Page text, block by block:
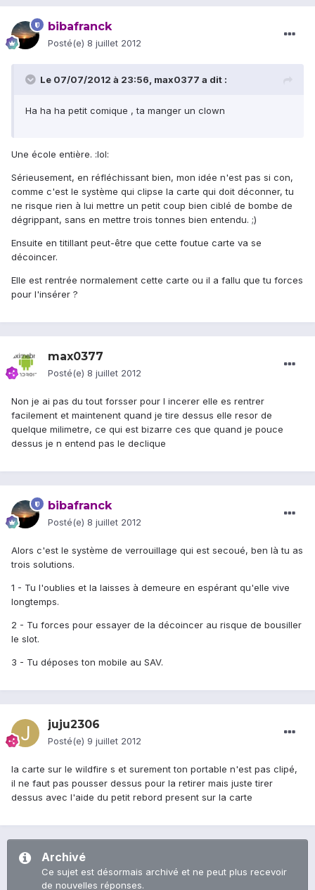
bibafranck
Posté(e) 8 juillet 2012
Le 07/07/2012 à 23:56, max0377 a dit :
Ha ha ha petit comique , ta manger un clown
Une école entière. :lol:
Sérieusement, en réfléchissant bien, mon idée n'est pas si con,
comme c'est le système qui clipse la carte qui doit déconner, tu
ne risque rien à lui mettre un petit coup bien ciblé de bombe de
dégrippant, sans en mettre trois tonnes bien entendu. ;)
Ensuite en titillant peut-être que cette foutue carte va se
décoincer.
Elle est rentrée normalement cette carte ou il a fallu que tu forces
pour l'insérer ?
max0377
Posté(e) 8 juillet 2012
Non je ai pas du tout forsser pour l incerer elle es rentrer
facilement et maintenent quand je tire dessus elle resor de
quelque milimetre, ce qui est bizarre ces que quand je pouce
dessus je n entend pas le declique
bibafranck
Posté(e) 8 juillet 2012
Alors c'est le système de verrouillage qui est secoué, ben là tu as
trois solutions.
1 - Tu l'oublies et la laisses à demeure en espérant qu'elle vive
longtemps.
2 - Tu forces pour essayer de la décoincer au risque de bousiller
le slot.
3 - Tu déposes ton mobile au SAV.
juju2306
Posté(e) 9 juillet 2012
la carte sur le wildfire s et surement ton portable n'est pas clipé,
il ne faut pas pousser dessus pour la retirer mais juste tirer
dessus avec l'aide du petit rebord present sur la carte
Archivé
Ce sujet est désormais archivé et ne peut plus recevoir
de nouvelles réponses.